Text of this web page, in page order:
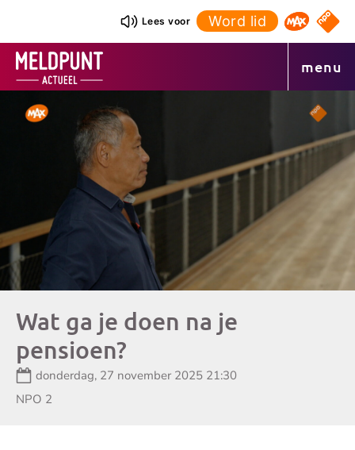
inhoud
Lees voor Word lid Omroep
NPO
menu
Wat ga je doen na je
pensioen?
Datum:
donderdag, 27 november 2025 21:30
Zender:
NPO 2